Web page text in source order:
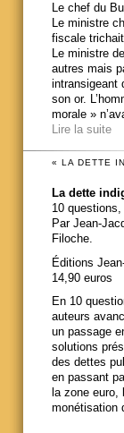
Le chef du
Le ministre
fiscale
Le ministre
autres mais
intransigeant
son or.
morale »
Lire la suite
« LA DETTE
La dette
10
Par Jean-
Filoche.
Éditions
14,90 euros
En 10
auteurs
un passage
solutions
des dettes
en passant
la zone euro,
monétisation